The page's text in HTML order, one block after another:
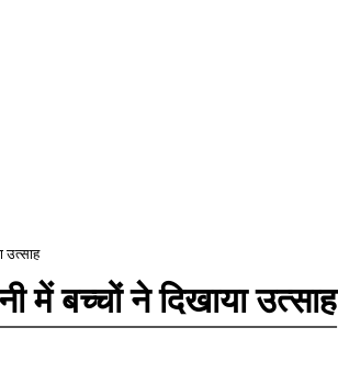
उत्साह
में बच्चों ने दिखाया उत्साह